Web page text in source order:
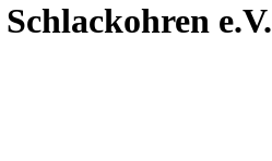
Schlackohren e.V.